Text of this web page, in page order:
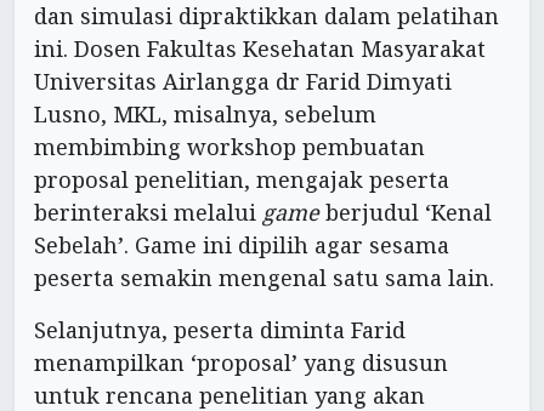
dan simulasi dipraktikkan dalam pelatihan
ini. Dosen Fakultas Kesehatan Masyarakat
Universitas Airlangga dr Farid Dimyati
Lusno, MKL, misalnya, sebelum
membimbing workshop pembuatan
proposal penelitian, mengajak peserta
berinteraksi melalui gameberjudul ‘Kenal
Sebelah’. Game ini dipilih agar sesama
peserta semakin mengenal satu sama lain.
Selanjutnya, peserta diminta Farid
menampilkan ‘proposal’ yang disusun
untuk rencana penelitian yang akan